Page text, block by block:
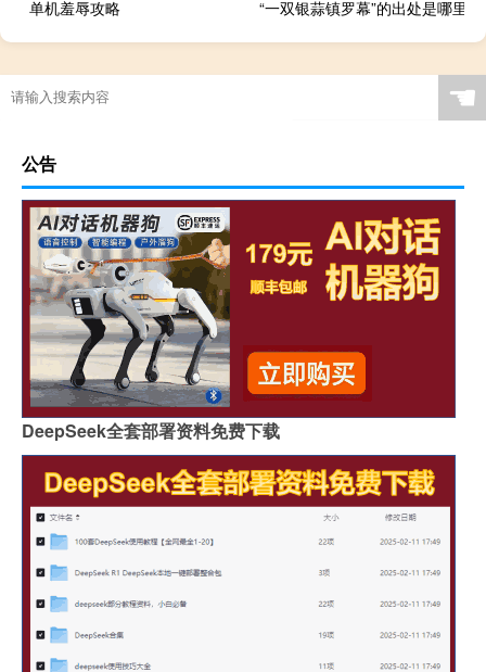
单机羞辱攻略 “一双银蒜镇罗幕”的出处是哪里
☚
公告
DeepSeek全套部署资料免费下载